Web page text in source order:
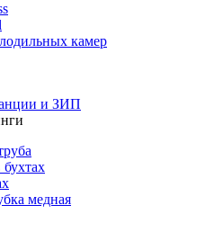
камер
и ЗИП
медная